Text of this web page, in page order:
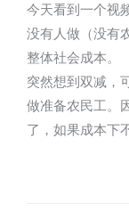
今天看到一个视
没有人做（没有
整体社会成本。
突然想到双减，
做准备农民工。
了，如果成本下